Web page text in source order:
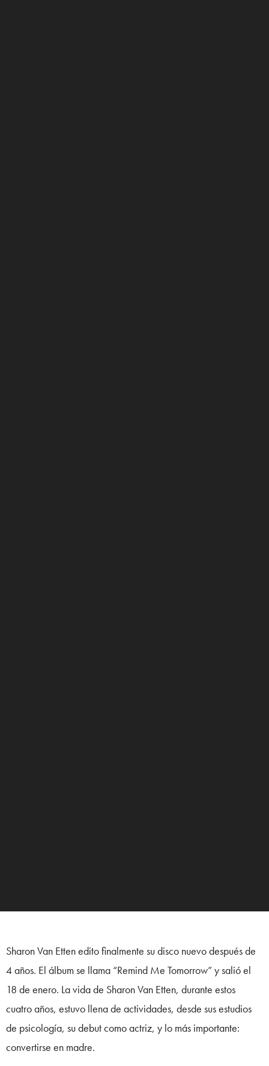
Sharon Van Etten edito finalmente su disco nuevo después de
4 años. El álbum se llama “Remind Me Tomorrow” y salió el
18 de enero. La vida de Sharon Van Etten, durante estos
cuatro años, estuvo llena de actividades, desde sus estudios
de psicología, su debut como actriz, y lo más importante:
convertirse en madre.